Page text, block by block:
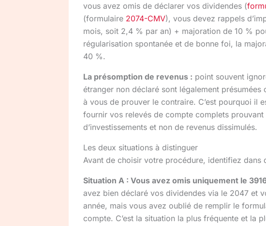
vous avez omis de déclarer vos dividendes (
(formulaire 2074-CMV), vous devez rappels
mois, soit 2,4 % par an) + majoration de 10 %
régularisation spontanée et de bonne foi, la
40 %.
La présomption de revenus : point souvent
étranger non déclaré sont légalement présumées
à vous de prouver le contraire. C’est pourquoi il
fournir vos relevés de compte complets
d’investissements et non de revenus dissimulés.
Les deux situations à distinguer
Avant de choisir votre procédure, identifiez dans
Situation A : Vous avez omis uniquement le
avez bien déclaré vos dividendes via le 2047 et
année, mais vous avez oublié de remplir le
compte. C’est la situation la plus fréquente et la